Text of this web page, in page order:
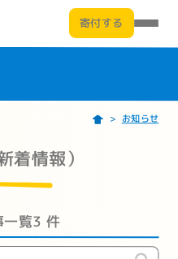
寄付する
お知らせ
着情報）
一覧3 件